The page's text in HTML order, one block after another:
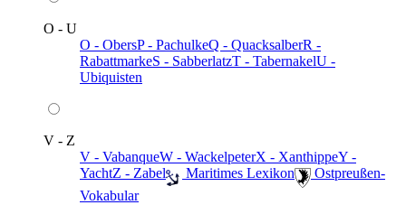
O - U
O - ObersP - PachulkeQ - QuacksalberR -
RabattmarkeS - SabberlatzT - TabernakelU -
Ubiquisten
V - Z
V - VabanqueW - WackelpeterX - XanthippeY -
YachtZ - Zabel ️ Maritimes Lexikon
️ Ostpreußen-
Vokabular